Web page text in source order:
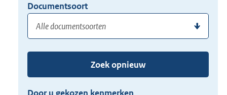
of
(dossier)nummer
hier
uw
zoekterm
of
(dossier)nummer
in
Documentsoort
of
de
Zoek opnieuw